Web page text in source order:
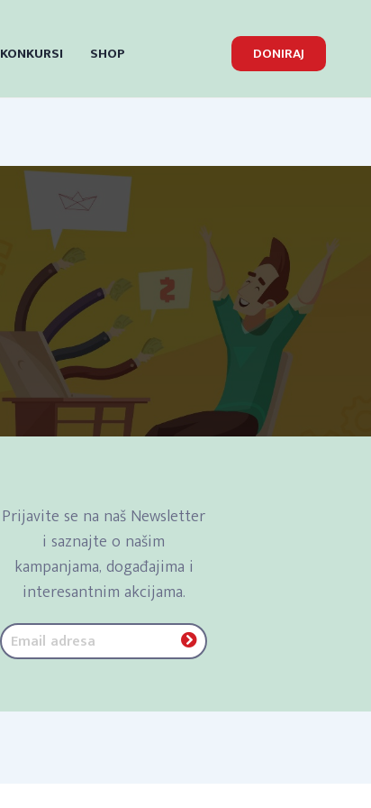
KONKURSI SHOP DONIRAJ
Prijavite se na naš Newsletter
i saznajte o našim
kampanjama, događajima i
interesantnim akcijama.